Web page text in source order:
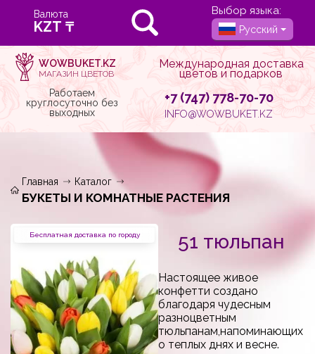
Валюта Выбор языка:
Русский
WOWBUKET.KZ
МАГАЗИН ЦВЕТОВ
Международная доставка
цветов и подарков
Работаем
круглосуточно без
выходных
+7 (747) 778-70-70
INFO@WOWBUKET.KZ
Главная Каталог
БУКЕТЫ И КОМНАТНЫЕ РАСТЕНИЯ
Бесплатная доставка по городу 51 тюльпан
Настоящее живое
конфетти создано
благодаря чудесным
разноцветным
тюльпанам,напоминающих
о теплых днях и весне.